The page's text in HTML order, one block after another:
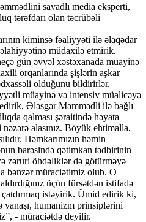
savadlı media eksperti,
tərəfdarı olan təcrübəli
kiminsə fəaliyyəti ilə əlaqədar
müdaxilə etmirik.
gün əvvəl xəstəxanada müayinə
orqanlarında şişlərin aşkar
olduğunu bildirirlər,
müayinə və intensiv müalicəyə
Ələsgər Məmmədli ilə bağlı
qalması şəraitində həyata
alasınız. Böyük ehtimalla,
Həmkarımızın həmin
barəsində qətimkan tədbirinin
zəruri öhdəliklər də götürməyə
bənzər müraciətimiz olub. O
üçün fürsətdən istifadə
çatdırmaq istəyirik. Ümid edirik ki,
humanizm prinsiplərini
- müraciətdə deyilir.